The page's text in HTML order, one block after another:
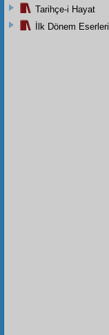
Tarihçe-i Hayat
İlk Dönem Eserleri